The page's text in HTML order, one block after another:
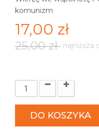
komunizm
17,00 zł
25,00 zł najniższa
DO KOSZYKA